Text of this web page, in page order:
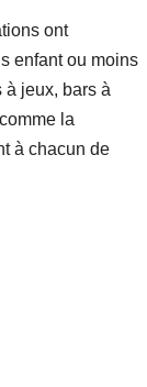
ont
enfant ou moins
à jeux, bars à
la
à chacun de